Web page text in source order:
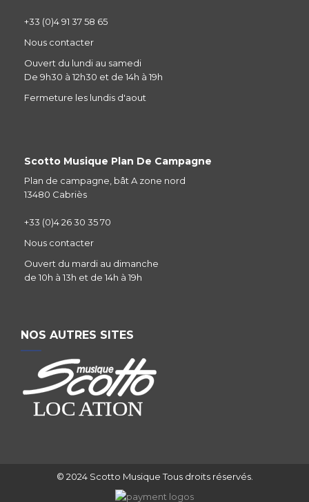
+33 (0)4 91 37 58 65
Nous contacter
Ouvert du lundi au samedi
De 9h30 à 12h30 et de 14h à 19h
Fermeture les lundis d'aout
Scotto Musique Plan De Campagne
Plan de campagne, bât A zone nord
13480 Cabriès
+33 (0)4 26 30 35 70
Nous contacter
Ouvert du mardi au dimanche
de 10h à 13h et de 14h à 19h
NOS AUTRES SITES
© 2024 Scotto Musique Tous droits réservés.